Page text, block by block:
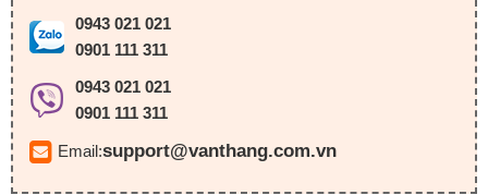
0943 021 021
0901 111 311
0943 021 021
0901 111 311
Email:support@vanthang.com.vn